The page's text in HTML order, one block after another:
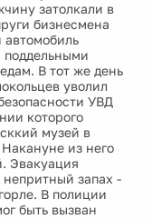
затолкали в
бизнесмена
автомобиль
В тот же день
уволил
УВД
которого
музей в
из него
Эвакуация
запах -
В полиции
быть вызван